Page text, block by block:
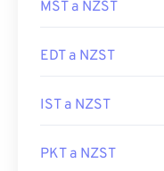
MST a NZST
EDT a NZST
IST a NZST
PKT a NZST